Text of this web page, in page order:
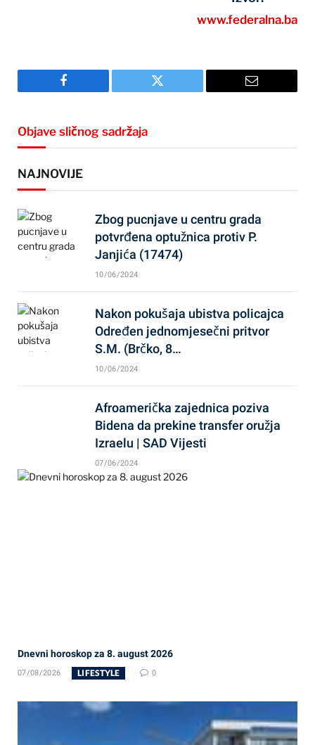
www.federalna.ba
Facebook Twitter Email
Objave sličnog sadržaja
NAJNOVIJE
Zbog pucnjave u centru grada
potvrđena optužnica protiv P.
Janjića (17474)
10/06/2024
Nakon pokušaja ubistva policajca
Određen jednomjesečni pritvor
S.M. (Brčko, 8…
10/06/2024
Afroamerička zajednica poziva
Bidena da prekine transfer oružja
Izraelu | SAD Vijesti
07/06/2024
Dnevni horoskop za 8. august 2026
07/08/2026 LIFESTYLE 0